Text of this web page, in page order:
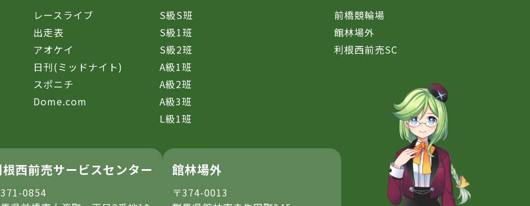
レースライブ
出走表
アオケイ
日刊(ミッドナイト)
スポニチ
Dome.com
S級S班
S級1班
S級2班
A級1班
A級2班
A級3班
L級1班
前橋競輪場
館林場外
利根西前売SC
西前売サービスセンター
0854
館林場外
〒374-0013